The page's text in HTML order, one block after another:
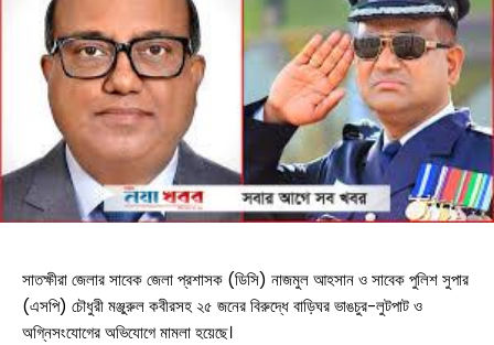
সাতক্ষীরা জেলার সাবেক জেলা প্রশাসক (ডিসি) নাজমুল আহসান ও সাবেক পুলিশ সুপার
(এসপি) চৌধুরী মঞ্জুরুল কবীরসহ ২৫ জনের বিরুদ্ধে বাড়িঘর ভাঙচুর-লুটপাট ও
অগ্নিসংযোগের অভিযোগে মামলা হয়েছে।